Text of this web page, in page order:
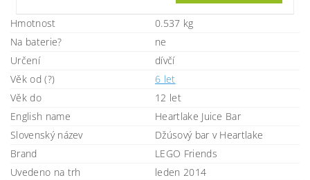
Hmotnost
0.537 kg
Na baterie?
ne
Určení
dívčí
Věk od (?)
6 let
Věk do
12 let
English name
Heartlake Juice Bar
Slovenský název
Džúsový bar v Heartlake
Brand
LEGO Friends
Uvedeno na trh
leden 2014